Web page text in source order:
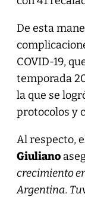
De esta
COVID-19,
temporada
la que se
protocolos y
Al respecto,
Giuliano
crecimiento
Argentina.